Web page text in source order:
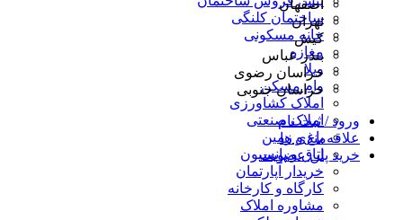
ساختمان کلنگی
خانه مسکونی
مغازه
ویلا
وام مسکن
املاک کشاورزی
املاک صنعتی
باغ و زمین
اتاق و پانسیون
خریدار آپارتمان
کارگاه و کارخانه
مشاوره املاک
اصفهان
تهران
کیش
بندر عباس
خراسان رضوی
خراسان جنوبی
ورود / ثبت نام
علاقه‌مندی ها
خرید پلن عضویت